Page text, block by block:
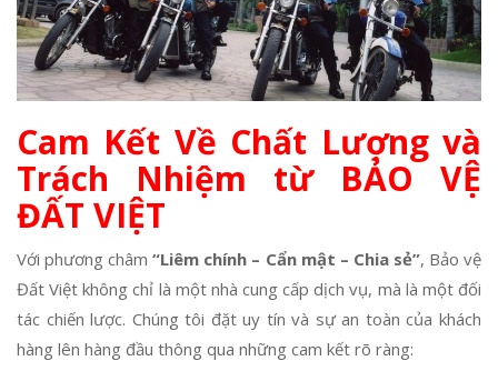
Cam Kết Về Chất Lượng và
Trách Nhiệm từ BẢO VỆ
ĐẤT VIỆT
Với phương châm“Liêm chính – Cẩn mật – Chia sẻ”, Bảo vệ
Đất Việt không chỉ là một nhà cung cấp dịch vụ, mà là một đối
tác chiến lược. Chúng tôi đặt uy tín và sự an toàn của khách
hàng lên hàng đầu thông qua những cam kết rõ ràng: